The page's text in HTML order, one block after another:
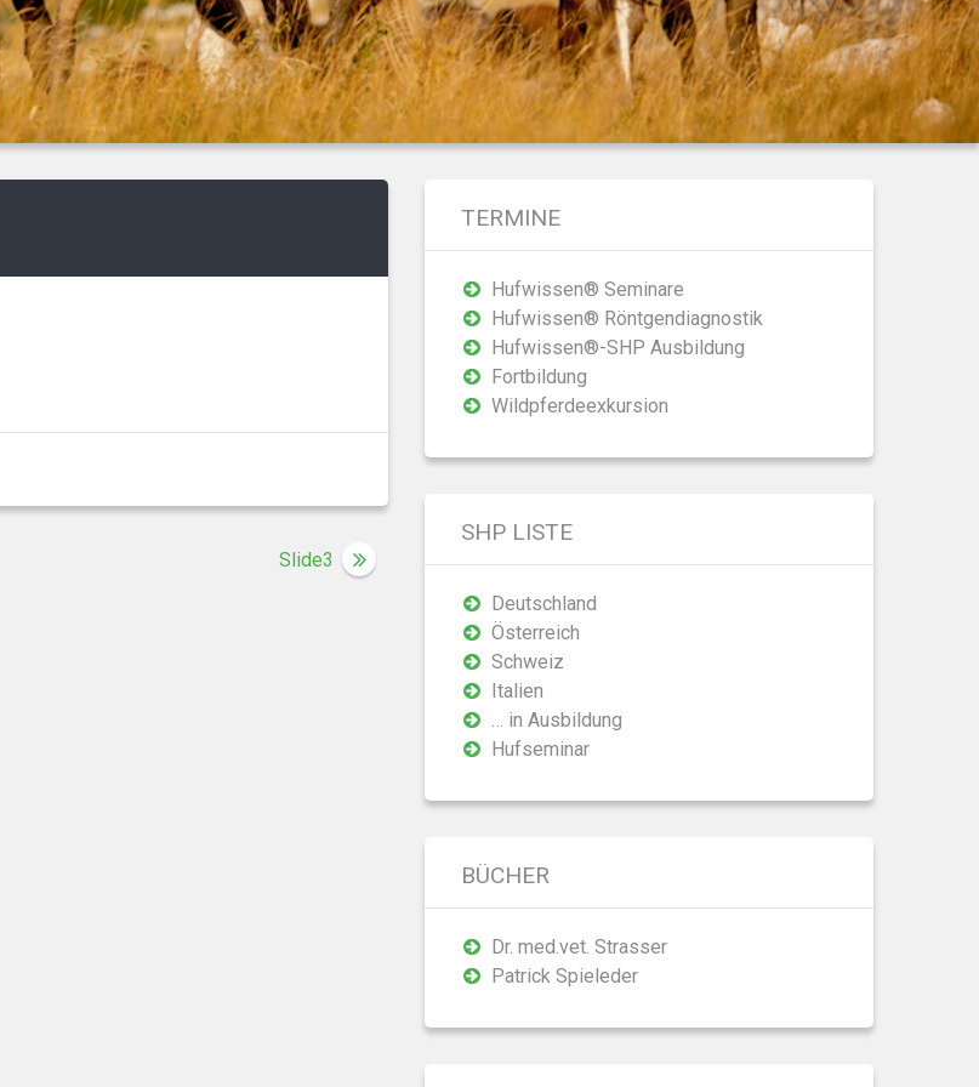
Slide3
TERMINE
Hufwissen® Seminare
Hufwissen® Röntgendiagnostik
Hufwissen®-SHP Ausbildung
Fortbildung
Wildpferdeexkursion
SHP LISTE
Deutschland
Österreich
Schweiz
Italien
… in Ausbildung
Hufseminar
BÜCHER
Dr. med.vet. Strasser
Patrick Spieleder